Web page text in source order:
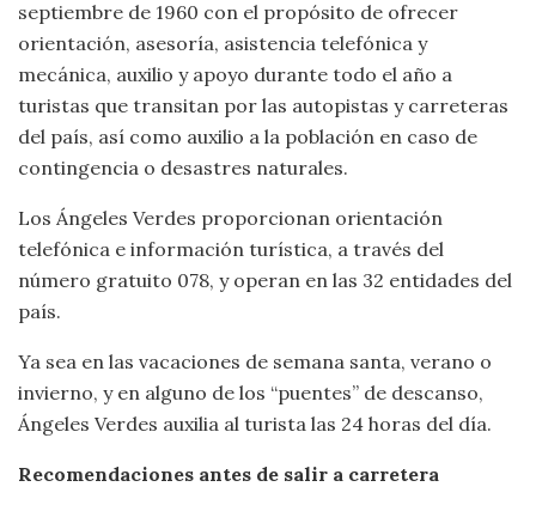
septiembre de 1960 con el propósito de ofrecer
orientación, asesoría, asistencia telefónica y
mecánica, auxilio y apoyo durante todo el año a
turistas que transitan por las autopistas y carreteras
del país, así como auxilio a la población en caso de
contingencia o desastres naturales.
Los Ángeles Verdes proporcionan orientación
telefónica e información turística, a través del
número gratuito 078, y operan en las 32 entidades del
país.
Ya sea en las vacaciones de semana santa, verano o
invierno, y en alguno de los “puentes” de descanso,
Ángeles Verdes auxilia al turista las 24 horas del día.
Recomendaciones antes de salir a carretera